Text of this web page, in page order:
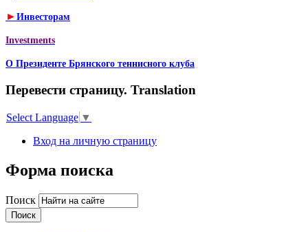
► Инвесторам
Investments
О Президенте Брянского теннисного клуба
Перевести страницу. Translation
Select Language ▼
Вход на личную страницу
Форма поиска
Поиск